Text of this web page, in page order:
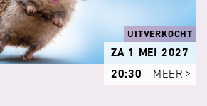
UITVERKOCHT
ZA 1 MEI 2027
20:30
MEER